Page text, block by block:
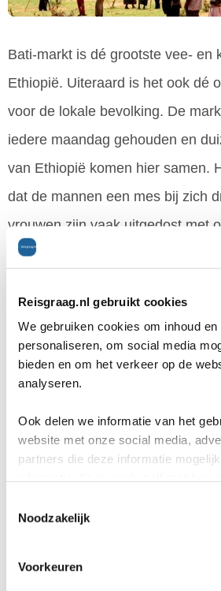
Reisgraag.nl gebruikt cookies
We gebruiken cookies om inhoud
personaliseren, om social media
bieden en om het verkeer op de
analyseren.
Ook delen we informatie van het
website met onze social media,
partners die deze informatie
Noodzakelijk
Voorkeuren
Bati-markt is dé grootste vee- en
Ethiopië. Uiteraard is het ook dé
voor de lokale bevolking. De
iedere maandag gehouden en
van Ethiopië komen hier samen.
dat de mannen een mes bij zich
vrouwen zijn vaak uitgedost met
en een prachtige haardracht.
Het Koka Reservoir (Adama)
Het Koka Reservoir, dicht bij